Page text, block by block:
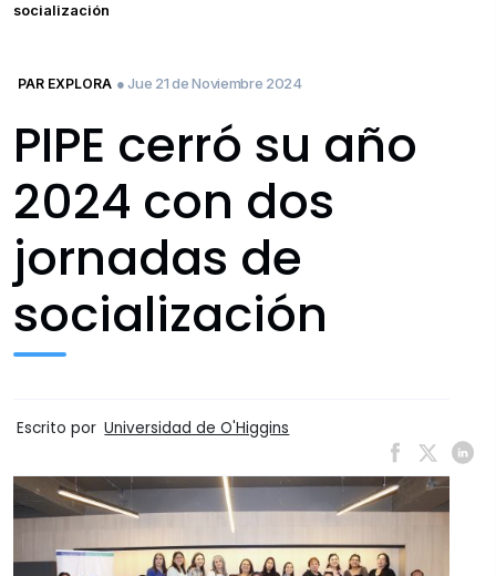
socialización
PAR EXPLORA ● Jue 21 de Noviembre 2024
PIPE cerró su año
2024 con dos
jornadas de
socialización
Escrito por Universidad de O'Higgins